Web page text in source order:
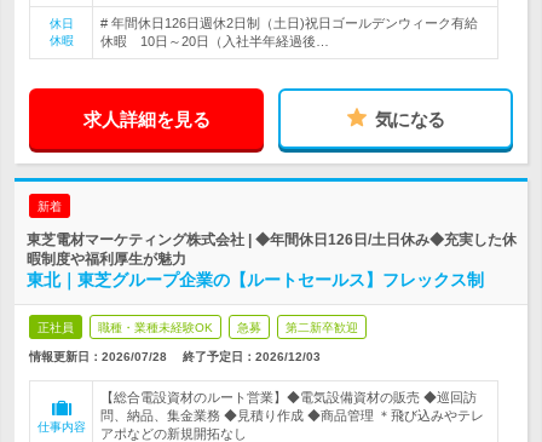
休日
休暇
# 年間休日126日週休2日制（土日)祝日ゴールデンウィーク有給
休暇 10日～20日（入社半年経過後…
求人詳細を見る 気になる
新着
東芝電材マーケティング株式会社 | ◆年間休日126日/土日休み◆充実した休
暇制度や福利厚生が魅力
東北｜東芝グループ企業の【ルートセールス】フレックス制
正社員 職種・業種未経験OK 急募 第二新卒歓迎
情報更新日：2026/07/28 終了予定日： 2026/12/03
仕事内容
【総合電設資材のルート営業】◆電気設備資材の販売 ◆巡回訪
問、納品、集金業務 ◆見積り作成 ◆商品管理 ＊飛び込みやテレ
アポなどの新規開拓なし